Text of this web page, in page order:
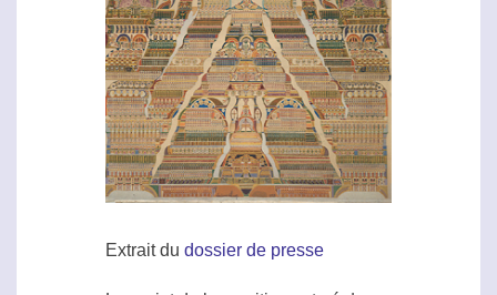
Extrait du dossier de presse